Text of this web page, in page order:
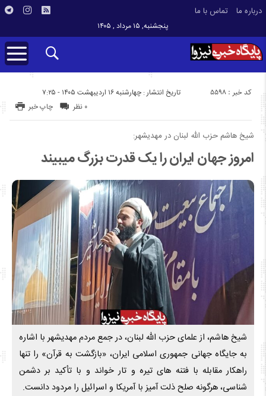
درباره ما تماس با ما
پنجشنبه, ۱۵ مرداد , ۱۴۰۵
تاریخ انتشار : چهارشنبه ۱۶ اردیبهشت ۱۴۰۵ - ۷:۲۵ کد خبر : 5598
چاپ خبر ۰ نظر
شیخ هاشم حزب الله لبنان در مهدیشهر:
امروز جهان ایران را یک قدرت بزرگ میبیند
شیخ هاشم، از علمای حزب الله لبنان، در جمع مردم مهدیشهر با اشاره
به جایگاه جهانی جمهوری اسلامی ایران، «بازگشت به قرآن» را تنها
راهکار مقابله با فتنه های تیره و تار خواند و با تأکید بر دشمن
شناسی، هرگونه صلح ذلت آمیز با آمریکا و اسرائیل را مردود دانست.